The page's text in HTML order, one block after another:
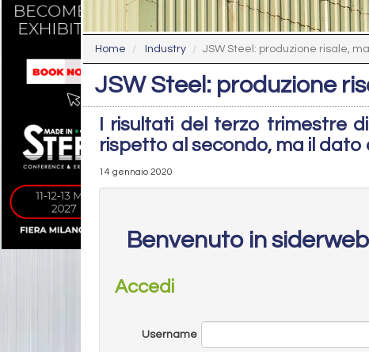
Home Industry JSW Steel: produzione risale,
JSW Steel: produzione
I risultati del terzo trimestre
rispetto al secondo, ma il dato
14 gennaio 2020
Benvenuto in siderweb
Accedi
Username